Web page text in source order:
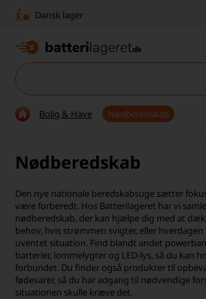
Dansk lager
30 dages returret
1040+ glade kunder
Fri fragt over 499,-
30 dages returret
Tlf. er lukket uge 27-32
1040+ glade kunder
Bolig & Have Nødberedskab
Nødberedskab
Den nye nationale beredskabsuge sætter
være forberedt. Hos Batterilageret har vi
nødberedskab, der kan hjælpe dig med at
behov, hvis strømmen svigter, eller
uventet situation. Find blandt andet
batterier, lommelygter og LED-lys, så du kan
forbundet. Du finder også produkter til
fødevarer, så du har adgang til nødvendige
situationen skulle kræve det.